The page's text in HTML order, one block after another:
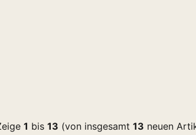
1 bis 13 (von insgesamt 13 neuen